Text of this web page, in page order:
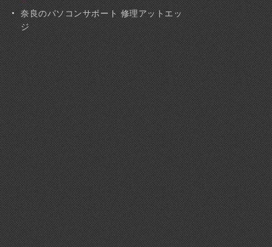
奈良のパソコンサポート 修理アットエッ
ジ